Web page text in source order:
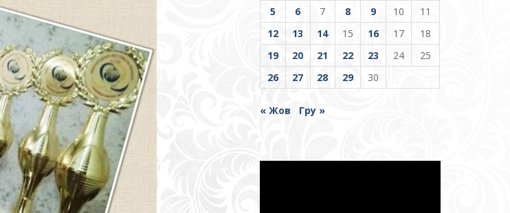
5
6 7 8 9 10
11
12
13 14 15 16 17
18
19
20 21 22 23 24
25
26
27 28 29 30
« Жов Гру »